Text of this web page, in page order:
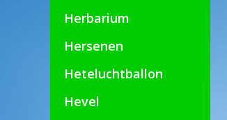
Herbarium
Hersenen
Heteluchtballon
Hevel